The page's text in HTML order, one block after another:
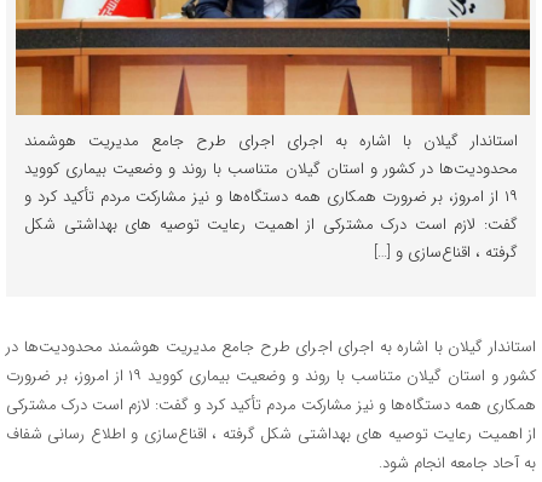
استاندار گیلان با اشاره به اجرای اجرای طرح جامع مدیریت هوشمند
محدودیت‌ها در کشور و استان گیلان متناسب با روند و وضعیت بیماری کووید
۱۹ از امروز، بر ضرورت همکاری همه دستگاه‌ها و نیز مشارکت مردم تأکید کرد و
گفت: لازم است درک مشترکی از اهمیت رعایت توصیه های بهداشتی شکل
گرفته ، اقناع‌سازی و […]
استاندار گیلان با اشاره به اجرای اجرای طرح جامع مدیریت هوشمند محدودیت‌ها در
کشور و استان گیلان متناسب با روند و وضعیت بیماری کووید ۱۹ از امروز، بر ضرورت
همکاری همه دستگاه‌ها و نیز مشارکت مردم تأکید کرد و گفت: لازم است درک مشترکی
از اهمیت رعایت توصیه های بهداشتی شکل گرفته ، اقناع‌سازی و اطلاع رسانی شفاف
به آحاد جامعه انجام شود.